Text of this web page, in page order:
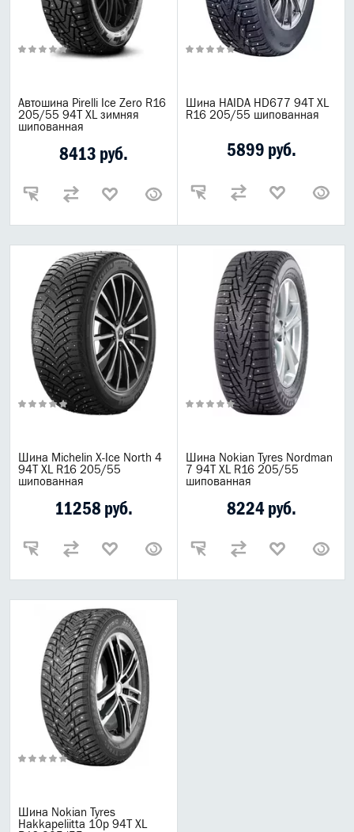
ReinWell
Lubex
Opet
Газпром масла
Расходные материалы
Спецпредложение
Новинки
Горячие предложения
Распродажа Gazpromneft
Шины
Летние шины
Зимние шины
Шипованные шины
Nokian
Автошина Pirelli Ice Zero R16
205/55 94T XL зимняя
шипованная
8413 руб.
Шина HAIDA HD677 94T XL
R16 205/55 шипованная
5899 руб.
Шина Michelin X-Ice North 4
94T XL R16 205/55
шипованная
11258 руб.
Шина Nokian Tyres Nordman
7 94T XL R16 205/55
шипованная
8224 руб.
Шина Nokian Tyres
Hakkapeliitta 10p 94T XL